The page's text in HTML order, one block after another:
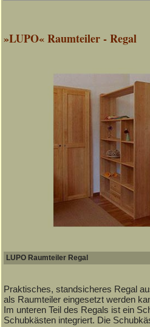
»LUPO« Raumteiler - Regal
LUPO Raumteiler Regal
Praktisches, standsicheres Regal
als Raumteiler eingesetzt werden
Im unteren Teil des Regals ist ein
Schubkästen integriert. Die